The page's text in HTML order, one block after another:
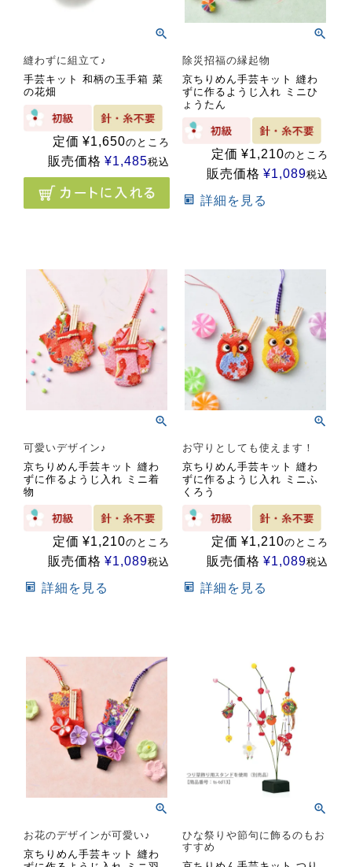
縫わずに組立て♪
手芸キット 和柄の玉手箱 菜
の花畑
定価 ¥1,650のところ
販売価格 ¥1,485税込
除災招福の縁起物
京ちりめん手芸キット 縫わ
ずに作るようじ入れ ミニひ
ょうたん
定価 ¥1,210のところ
販売価格 ¥1,089税込
詳細を見る
可愛いデザイン♪
京ちりめん手芸キット 縫わ
ずに作るようじ入れ ミニ着
物
定価 ¥1,210のところ
販売価格 ¥1,089税込
詳細を見る
お守りとしても使えます！
京ちりめん手芸キット 縫わ
ずに作るようじ入れ ミニふ
くろう
定価 ¥1,210のところ
販売価格 ¥1,089税込
詳細を見る
お花のデザインが可愛い♪
京ちりめん手芸キット 縫わ
ひな祭りや節句に飾るのもお
すすめ